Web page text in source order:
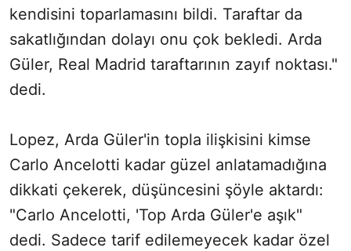
kendisini toparlamasını bildi. Taraftar da
sakatlığından dolayı onu çok bekledi. Arda
Güler, Real Madrid taraftarının zayıf noktası."
dedi.
Lopez, Arda Güler'in topla ilişkisini kimse
Carlo Ancelotti kadar güzel anlatamadığına
dikkati çekerek, düşüncesini şöyle aktardı:
"Carlo Ancelotti, 'Top Arda Güler'e aşık"
dedi. Sadece tarif edilemeyecek kadar özel